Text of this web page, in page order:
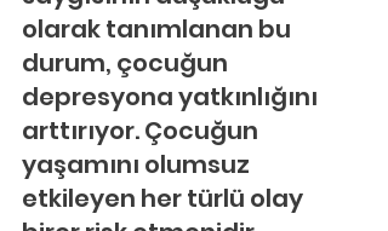
olarak tanımlanan bu
durum, çocuğun
depresyona yatkınlığını
arttırıyor. Çocuğun
yaşamını olumsuz
etkileyen her türlü olay